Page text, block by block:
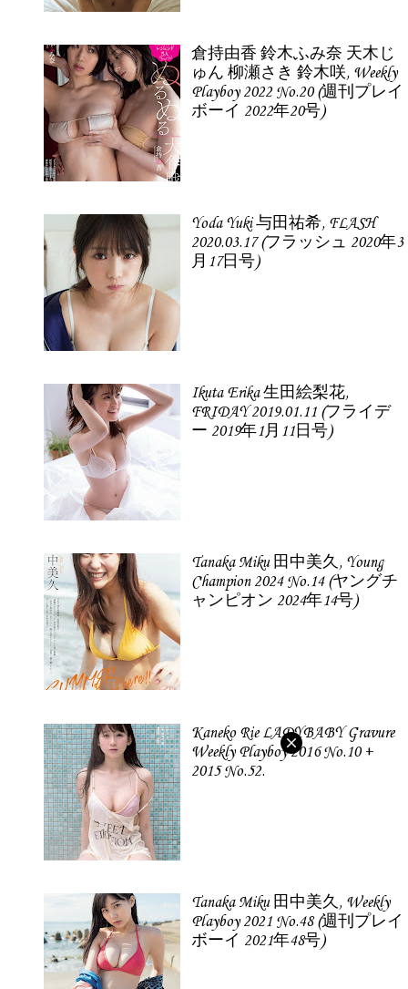
倉持由香 鈴木ふみ奈 天木じ
ゅん 柳瀬さき 鈴木咲, Weekly
Playboy 2022 No.20 (週刊プレイ
ボーイ 2022年20号)
Yoda Yuki 与田祐希, FLASH
2020.03.17 (フラッシュ 2020年3
月17日号)
Ikuta Erika 生田絵梨花,
FRIDAY 2019.01.11 (フライデ
ー 2019年1月11日号)
Tanaka Miku 田中美久, Young
Champion 2024 No.14 (ヤングチ
ャンピオン 2024年14号)
Kaneko Rie LADYBABY Gravure
Weekly Playboy 2016 No.10 +
2015 No.52.
Tanaka Miku 田中美久, Weekly
Playboy 2021 No.48 (週刊プレイ
ボーイ 2021年48号)